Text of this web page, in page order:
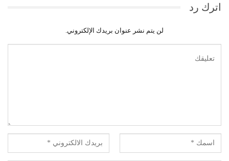
اترك رد
لن يتم نشر عنوان بريدك الإلكتروني.